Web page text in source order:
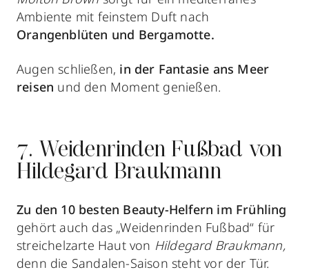
Ambiente mit feinstem Duft nach
Orangenblüten und Bergamotte.
Augen schließen, in der Fantasie ans Meer
reisen und den Moment genießen.
7. Weidenrinden Fußbad von
Hildegard Braukmann
Zu den 10 besten Beauty-Helfern im Frühling
gehört auch das „Weidenrinden Fußbad“ für
streichelzarte Haut von Hildegard Braukmann,
denn die Sandalen-Saison steht vor der Tür.